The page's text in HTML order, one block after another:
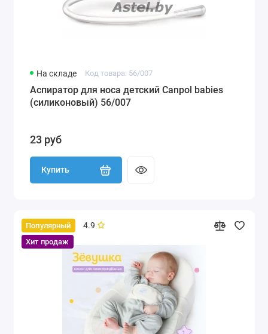
На складе Код товара: 56/007
Аспиратор для носа детский Canpol babies
(силиконовый) 56/007
23 руб
Купить
Популярный
Хит продаж
4.9